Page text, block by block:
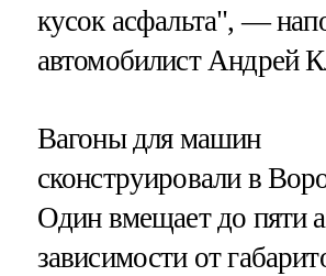
кусок асфальта", —
автомобилист Андрей
Вагоны для машин
сконструировали в
Один вмещает до пяти
зависимости от